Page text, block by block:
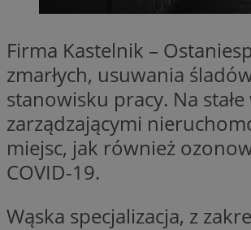
Firma Kastelnik –
zmarłych, usuwania
stanowisku pracy. Na
zarządzającymi
miejsc, jak również
COVID-19.
Wąska specjalizacja, z